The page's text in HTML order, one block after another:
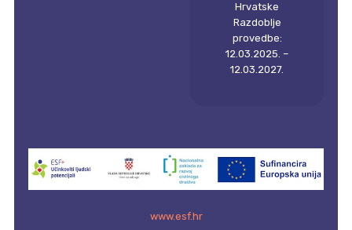
Hrvatske
Razdoblje
provedbe:
12.03.2025. –
12.03.2027.
www.esf.hr